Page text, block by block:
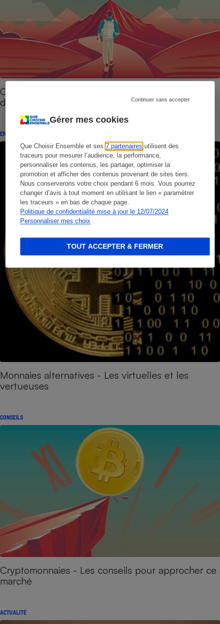
Gérer mes cookies
Que Choisir Ensemble et ses7 partenaires utilisent des
traceurs pour mesurer l’audience, la performance,
personnaliser les contenus, les partager, optimiser la
promotion et afficher des contenus provenant de sites tiers.
Nous conserverons votre choix pendant 6 mois. Vous pourrez
changer d’avis à tout moment en utilisant le lien « paramétrer
les traceurs » en bas de chaque page.
Politique de confidentialité mise à jour le 12/07/2024
Personnaliser mes choix
Continuer sans accepter
TOUT ACCEPTER & FERMER
Cryptomonnaies - Ce qu’il faut savoir avant
d’investir
ENQUÊTE
Monnaies alternatives - Les virtuelles et les
vertueuses
CONSEILS
Cryptomonnaies - Les conseils pour approcher ce
marché
ACTUALITÉ